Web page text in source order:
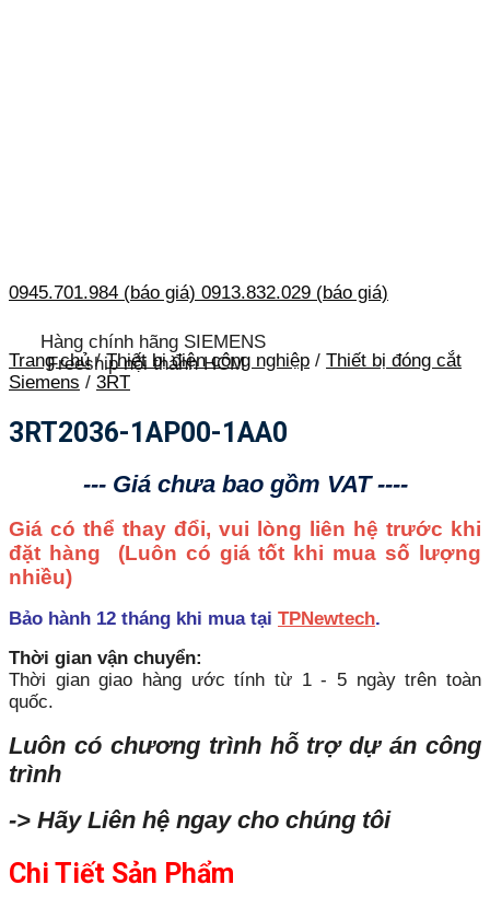
0945.701.984 (báo giá) 0913.832.029 (báo giá)
Hàng chính hãng SIEMENS
Freeship nội thành HCM
Trang chủ / Thiết bị điện công nghiệp / Thiết bị đóng cắt
Siemens / 3RT
3RT2036-1AP00-1AA0
--- Giá chưa bao gồm VAT ----
Giá có thể thay đổi, vui lòng liên hệ trước khi
đặt hàng (Luôn có giá tốt khi mua số lượng
nhiều)
Bảo hành 12 tháng khi mua tại TPNewtech.
Thời gian vận chuyển:
Thời gian giao hàng ước tính từ 1 - 5 ngày trên toàn
quốc.
Luôn có chương trình hỗ trợ dự án công
trình
-> Hãy Liên hệ ngay cho chúng tôi
Chi Tiết Sản Phẩm